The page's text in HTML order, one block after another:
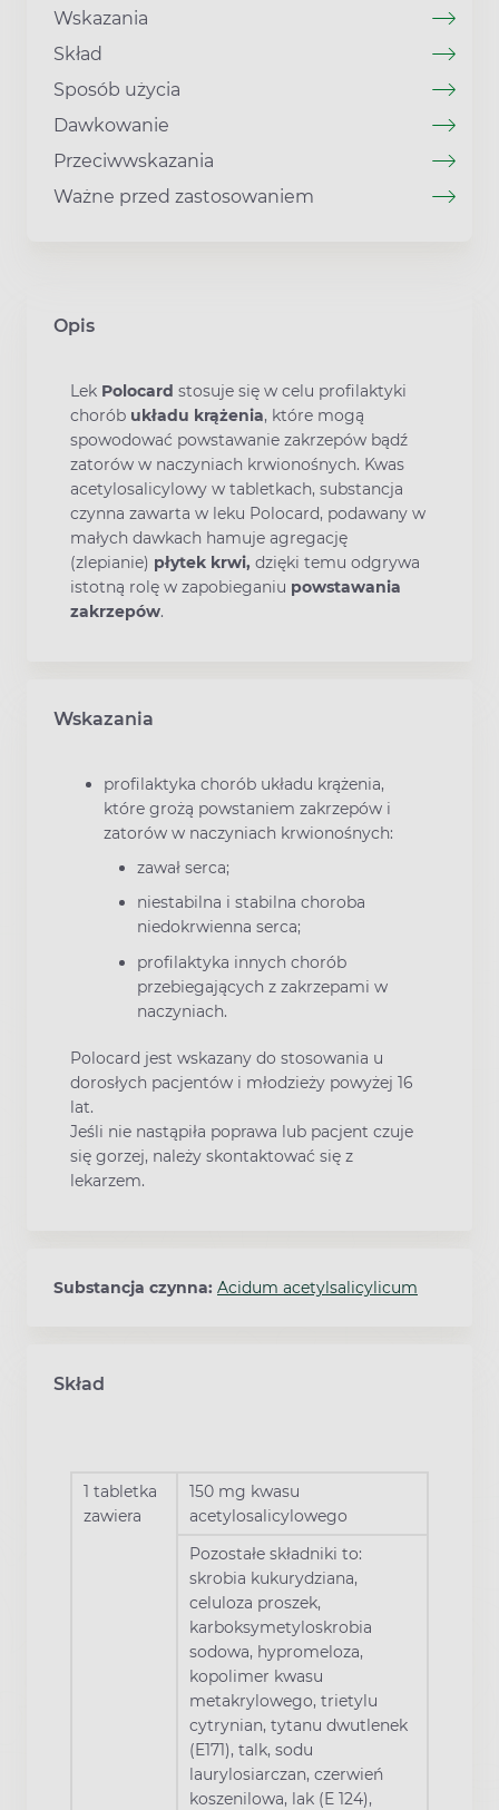
Wskazania
Skład
Sposób użycia
Dawkowanie
Przeciwwskazania
Ważne przed zastosowaniem
Opis
Lek Polocard stosuje się w celu profilaktyki
chorób układu krążenia, które mogą
spowodować powstawanie zakrzepów bądź
zatorów w naczyniach krwionośnych. Kwas
acetylosalicylowy w tabletkach, substancja
czynna zawarta w leku Polocard, podawany w
małych dawkach hamuje agregację
(zlepianie) płytek krwi, dzięki temu odgrywa
istotną rolę w zapobieganiu powstawania
zakrzepów.
Wskazania
profilaktyka chorób układu krążenia,
które grożą powstaniem zakrzepów i
zatorów w naczyniach krwionośnych:
zawał serca;
niestabilna i stabilna choroba
niedokrwienna serca;
profilaktyka innych chorób
przebiegających z zakrzepami w
naczyniach.
Polocard jest wskazany do stosowania u
dorosłych pacjentów i młodzieży powyżej 16
lat.
Jeśli nie nastąpiła poprawa lub pacjent czuje
się gorzej, należy skontaktować się z
lekarzem.
Substancja czynna: Acidum acetylsalicylicum
Skład
1 tabletka
zawiera
150 mg kwasu
acetylosalicylowego
Pozostałe składniki to:
skrobia kukurydziana,
celuloza proszek,
karboksymetyloskrobia
sodowa, hypromeloza,
kopolimer kwasu
metakrylowego, trietylu
cytrynian, tytanu dwutlenek
(E171), talk, sodu
laurylosiarczan, czerwień
koszenilowa, lak (E 124),